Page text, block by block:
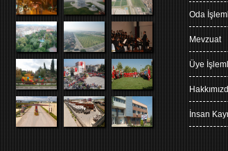
Oda
Mevzuat
Üye
İnsan